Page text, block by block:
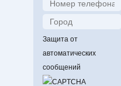
Защита от
автоматических
сообщений